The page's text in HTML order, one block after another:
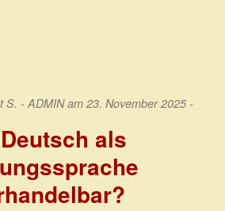
S. - ADMINam 23. November 2025 -
als